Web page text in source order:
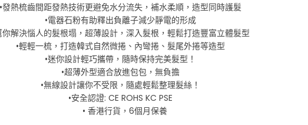
發熱梳齒間距發熱技術更避免水分流失，補水柔順，造型同時護髮
•電器石粉有助釋出負離子減少靜電的形成
你解決惱人的髮根塌，超薄設計，深入髮根，輕鬆打造豐富立體髮型
•輕輕一梳，打造韓式自然微捲、內彎捲、髮尾外捲等造型
•迷你設計輕巧攜帶，隨時保持完美髮型！
•超薄外型適合放進包包，無負擔
•無線設計讓你不受限，隨處輕鬆整理髮絲！
•安全認證: CE ROHS KC PSE
• 香港行貨，6個月保養